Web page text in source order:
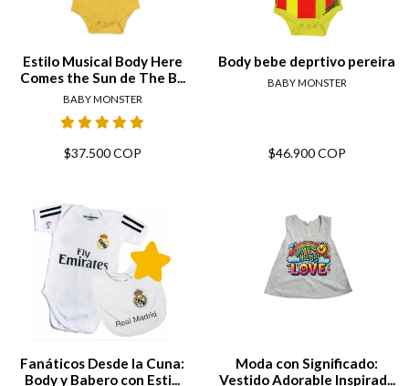
Estilo Musical Body Here
Comes the Sun de The B...
BABY MONSTER
$37.500 COP
Body bebe deprtivo pereira
BABY MONSTER
$46.900 COP
Fanáticos Desde la Cuna:
Body y Babero con Esti...
Moda con Significado:
Vestido Adorable Inspirad...